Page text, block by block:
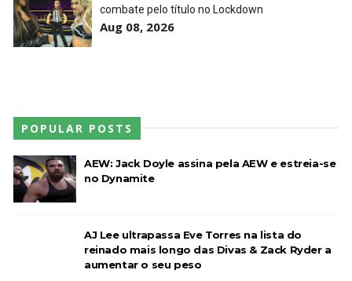
Dark Side of the Ring Season 7 Episode 4 “Necro
Butcher vs. Samoa Joe”
Unknown-Jul 26 2026
WWE Main Event, July 23, 2026
Jul 26 2026
combate pelo título no Lockdown
Aug 08, 2026
POPULAR POSTS
AEW: Jack Doyle assina pela AEW e estreia-se
no Dynamite
AJ Lee ultrapassa Eve Torres na lista do
reinado mais longo das Divas & Zack Ryder a
aumentar o seu peso